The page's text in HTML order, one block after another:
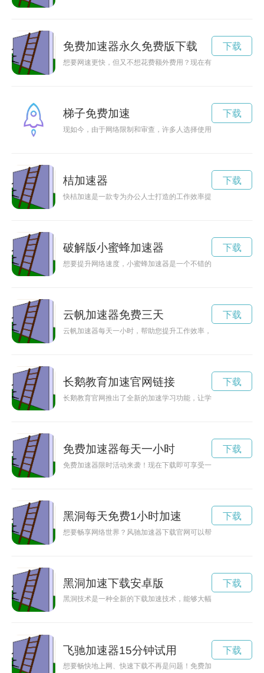
免费加速器永久免费版下载
想要网速更快，但又不想花费额外费用？现在有了Raptor加速
下载
梯子免费加速
现如今，由于网络限制和审查，许多人选择使用梯子来访问被
下载
桔加速器
快桔加速是一款专为办公人士打造的工作效率提升工具，帮助
下载
破解版小蜜蜂加速器
想要提升网络速度，小蜜蜂加速器是一个不错的选择。那么，
下载
云帆加速器免费三天
云帆加速器每天一小时，帮助您提升工作效率，轻松应对日常
下载
长鹅教育加速官网链接
长鹅教育官网推出了全新的加速学习功能，让学生可以更高效
下载
免费加速器每天一小时
免费加速器限时活动来袭！现在下载即可享受一小时的网络加
下载
黑洞每天免费1小时加速
想要畅享网络世界？风驰加速器下载官网可以帮助您快速提升
下载
黑洞加速下载安卓版
黑洞技术是一种全新的下载加速技术，能够大幅缩短下载时间
下载
飞驰加速器15分钟试用
想要畅快地上网、快速下载不再是问题！免费加速器下载，让你
下载